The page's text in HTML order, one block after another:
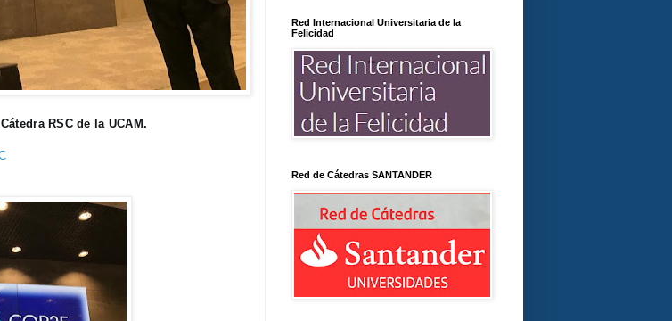
RSC de la UCAM.
Red Internacional Universitaria de la
Felicidad
Red de Cátedras SANTANDER